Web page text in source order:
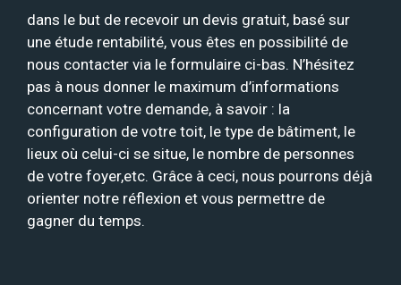
dans le but de recevoir un devis gratuit, basé sur
une étude rentabilité, vous êtes en possibilité de
nous contacter via le formulaire ci-bas. N’hésitez
pas à nous donner le maximum d’informations
concernant votre demande, à savoir : la
configuration de votre toit, le type de bâtiment, le
lieux où celui-ci se situe, le nombre de personnes
de votre foyer,etc. Grâce à ceci, nous pourrons déjà
orienter notre réflexion et vous permettre de
gagner du temps.